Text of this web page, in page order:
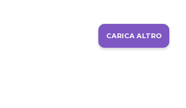
CARICA ALTRO